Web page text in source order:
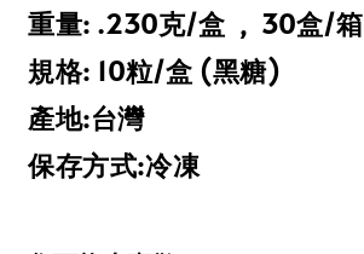
重量: .230克/盒 , 30盒/箱
規格: 10粒/盒 (黑糖)
產地:台灣
保存方式:冷凍